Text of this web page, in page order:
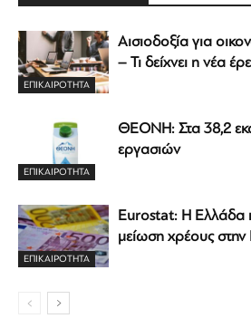
ΕΠΙΚΑΙΡΟΤΗΤΑ
Αισιοδοξία για
– Τι δείχνει η νέα
ΕΠΙΚΑΙΡΟΤΗΤΑ
ΘΕΟΝΗ: Στα 38,2
εργασιών
ΕΠΙΚΑΙΡΟΤΗΤΑ
Eurostat: Η Ελλάδα
μείωση χρέους